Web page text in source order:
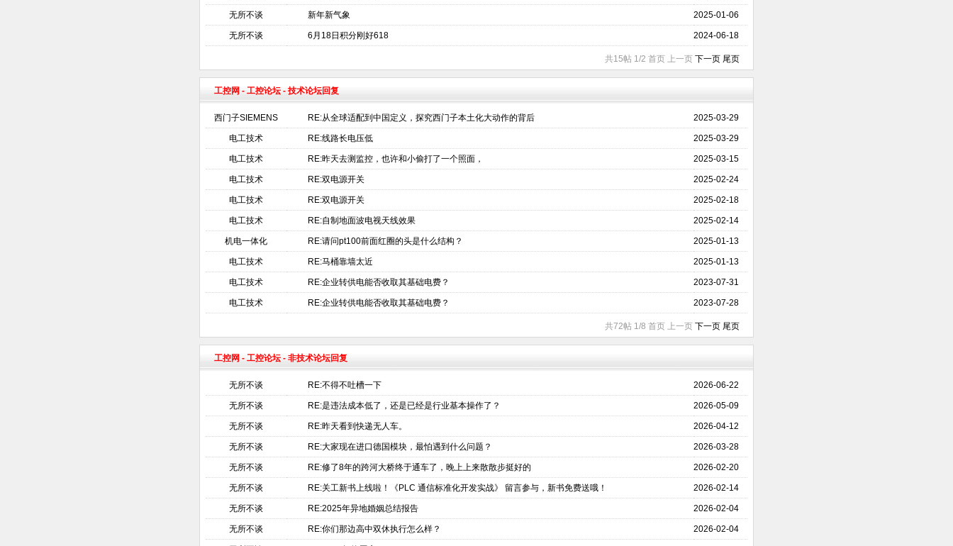
无所不谈 新年新气象 2025-01-06
无所不谈 6月18日积分刚好618 2024-06-18
共15帖 1/2 首页 上一页 下一页 尾页
工控网 - 工控论坛- 技术论坛回复
西门子SIEMENS RE:从全球适配到中国定义，探究西门子本土化大动作的背后 2025-03-29
电工技术 RE:线路长电压低 2025-03-29
电工技术 RE:昨天去测监控，也许和小偷打了一个照面， 2025-03-15
电工技术 RE:双电源开关 2025-02-24
电工技术 RE:双电源开关 2025-02-18
电工技术 RE:自制地面波电视天线效果 2025-02-14
机电一体化 RE:请问pt100前面红圈的头是什么结构？ 2025-01-13
电工技术 RE:马桶靠墙太近 2025-01-13
电工技术 RE:企业转供电能否收取其基础电费？ 2023-07-31
电工技术 RE:企业转供电能否收取其基础电费？ 2023-07-28
共72帖 1/8 首页 上一页 下一页 尾页
工控网 - 工控论坛- 非技术论坛回复
无所不谈 RE:不得不吐槽一下 2026-06-22
无所不谈 RE:是违法成本低了，还是已经是行业基本操作了？ 2026-05-09
无所不谈 RE:昨天看到快递无人车。 2026-04-12
无所不谈 RE:大家现在进口德国模块，最怕遇到什么问题？ 2026-03-28
无所不谈 RE:修了8年的跨河大桥终于通车了，晚上上来散散步挺好的 2026-02-20
无所不谈 RE:关工新书上线啦！《PLC 通信标准化开发实战》 留言参与，新书免费送哦！ 2026-02-14
无所不谈 RE:2025年异地婚姻总结报告 2026-02-04
无所不谈 RE:你们那边高中双休执行怎么样？ 2026-02-04